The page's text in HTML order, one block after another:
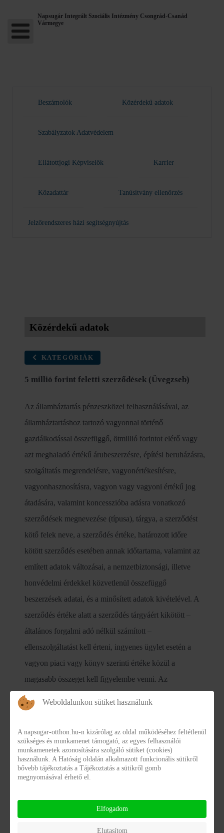
Napsugár Integrált Szociális Intézmény Csongrád-Csanád
Vármegye
Beszámolók Közérdekű adatok
Szabályzatok Adatvédelem
Ellátottjogi Képviselők Karrier
Közadattár Tanúsítvány ellenőrzés
Jelzőrendszeres házi segítségnyújtás
Közérdekű adatok
KATEGÓRIÁK
5 millió forint feletti szerződések (Üvegzseb)
Az államháztartás pénzeszközei felhasználásával, az
államháztartáshoz tartozó vagyonnal történő
gazdálkodással összefüggő, ötmillió forintot elérő vagy
azt meghaladó értékű árubeszerzésre, építési beruházásra,
szolgáltatás megrendelésre, vagyonértékesítésre,
vagyonhasznosításra, vagyon vagy vagyoni értékű jog
átadására, valamint koncesszióba adásra vonatkozó
szerződések megnevezése (típusa), tárgya, a szerződést
kötő felek neve, a szerződés értéke, határozott időre
kötött szerződés esetében annak időtartama, valamint az
említett adatok változásai, a nemzetbiztonsági, illetve
honvédelmi érdekkel közvetlenül összefüggő
beszerzések adatai, és a minősített adatok kivételével. A
szerződés értéke alatt a szerződés tárgyáért kikötött –
általános forgalmi adó nélkül számított –
ellenszolgáltatást kell érteni, ingyenes ügylet esetén a
vagyon piaci vagy könyv szerinti értéke közül a
magasabb összeget kell figyelembe venni. Az
időszakonként visszatérő – egy évnél hosszabb
időtartamra kötött – szerződéseknél az érték
összegét kell alapul venni. Az egy költségvetési évben
ugyanazon szerződő féllel kötött azonos tárgyú
szerződések értékét egybe kell számítani.
5mFt feletti szerződések listája - Archívum
Weboldalunkon sütiket használunk
A napsugar-otthon.hu-n kizárólag az oldal működéséhez feltétlenül
szükséges és munkamenet támogató, az egyes felhasználói
munkamenetek azonosítására szolgáló sütiket (cookies)
használunk. A Hatóság oldalán alkalmazott funkcionális sütikről
bővebb tájékoztatás a Tájékoztatás a sütikről gomb
megnyomásával érhető el.
Elfogadom
Elutasítom